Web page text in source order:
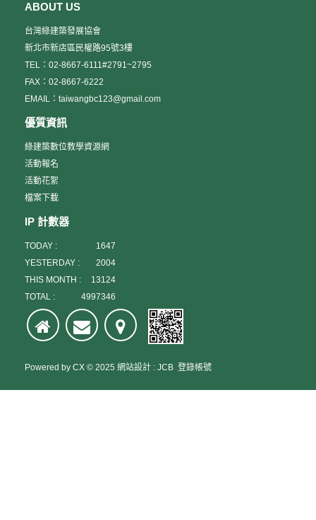
ABOUT US
台灣綠建築發展協會
新北市新店區民權路95號3樓
TEL：02-8667-6111#2791~2795
FAX：02-8667-6222
EMAIL：taiwangbc123@gmail.com
優質資訊
綠建築數位教學資源網
活動報名
活動花絮
檔案下載
IP 計數器
TODAY :
1647
YESTERDAY :
2004
THIS MONTH :
13124
TOTAL :
4997346
Powered by CX © 2025 網站設計 : JCB 登錄帳號